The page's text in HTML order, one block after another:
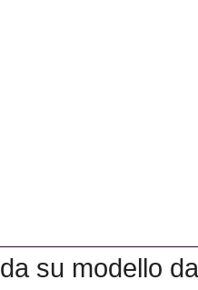
su modello